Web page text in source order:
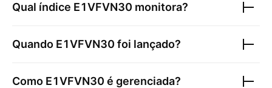
Qual índice E1VFVN30 monitora?
Quando E1VFVN30 foi lançado?
Como E1VFVN30 é gerenciada?